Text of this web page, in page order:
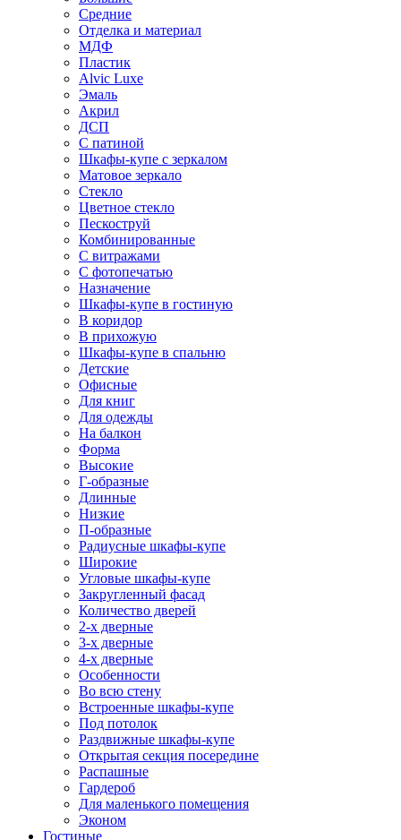
Средние
Отделка и материал
МДФ
Пластик
Alvic Luxe
Эмаль
Акрил
ДСП
С патиной
Шкафы-купе с зеркалом
Матовое зеркало
Стекло
Цветное стекло
Пескоструй
Комбинированные
С витражами
С фотопечатью
Назначение
Шкафы-купе в гостиную
В коридор
В прихожую
Шкафы-купе в спальню
Детские
Офисные
Для книг
Для одежды
На балкон
Форма
Высокие
Г-образные
Длинные
Низкие
П-образные
Радиусные шкафы-купе
Широкие
Угловые шкафы-купе
Закругленный фасад
Количество дверей
2-х дверные
3-х дверные
4-х дверные
Особенности
Во всю стену
Встроенные шкафы-купе
Под потолок
Раздвижные шкафы-купе
Открытая секция посередине
Распашные
Гардероб
Для маленького помещения
Эконом
Гостиные